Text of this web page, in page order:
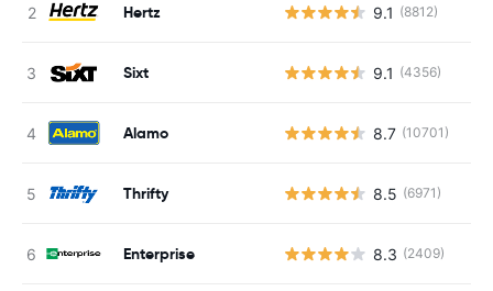
Hertz 9.1 (8812)
Sixt 9.1 (4356)
Alamo 8.7 (10701)
Thrifty 8.5 (6971)
Enterprise 8.3 (2409)